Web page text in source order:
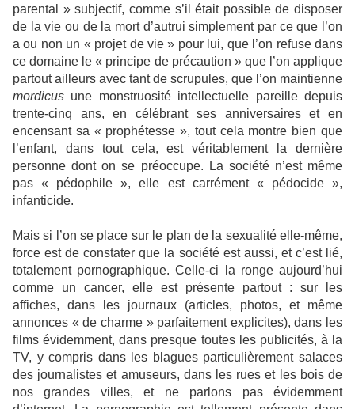
parental » subjectif, comme s’il était possible de disposer
de la vie ou de la mort d’autrui simplement par ce que l’on
a ou non un « projet de vie » pour lui, que l’on refuse dans
ce domaine le « principe de précaution » que l’on applique
partout ailleurs avec tant de scrupules, que l’on maintienne
mordicus une monstruosité intellectuelle pareille depuis
trente-cinq ans, en célébrant ses anniversaires et en
encensant sa « prophétesse », tout cela montre bien que
l’enfant, dans tout cela, est véritablement la dernière
personne dont on se préoccupe. La société n’est même
pas « pédophile », elle est carrément « pédocide »,
infanticide.
Mais si l’on se place sur le plan de la sexualité elle-même,
force est de constater que la société est aussi, et c’est lié,
totalement pornographique. Celle-ci la ronge aujourd’hui
comme un cancer, elle est présente partout : sur les
affiches, dans les journaux (articles, photos, et même
annonces « de charme » parfaitement explicites), dans les
films évidemment, dans presque toutes les publicités, à la
TV, y compris dans les blagues particulièrement salaces
des journalistes et amuseurs, dans les rues et les bois de
nos grandes villes, et ne parlons pas évidemment